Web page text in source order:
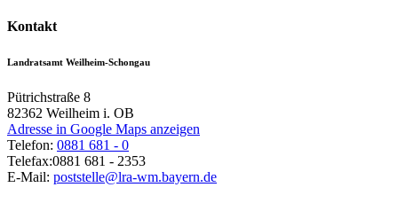
Kontakt
Landratsamt Weilheim-Schongau
Pütrichstraße 8
82362 Weilheim i. OB
Adresse in Google Maps anzeigen
Telefon: 0881 681 - 0
Telefax:0881 681 - 2353
E-Mail: poststelle@lra-wm.bayern.de